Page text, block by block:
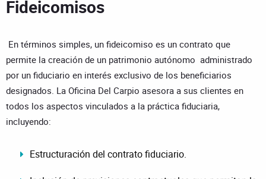
Fideicomisos
En términos simples, un fideicomiso es un contrato que
permite la creación de un patrimonio autónomo administrado
por un fiduciario en interés exclusivo de los beneficiarios
designados. La Oficina Del Carpio asesora a sus clientes en
todos los aspectos vinculados a la práctica fiduciaria,
incluyendo:
Estructuración del contrato fiduciario.